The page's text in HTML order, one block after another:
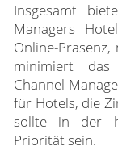
Insgesamt
Managers
Online-
minimiert das
Channel-
für Hotels, die
sollte in der
Priorität sein.